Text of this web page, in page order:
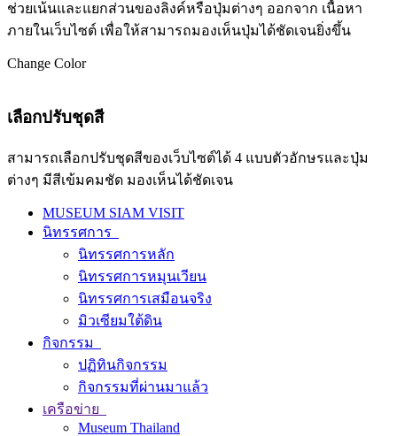
ช่วยเน้นและแยกส่วนของลิงค์หรือปุ่มต่างๆ ออกจาก เนื้อหา
ภายในเว็บไซต์ เพื่อให้สามารถมองเห็นปุ่มได้ชัดเจนยิ่งขึ้น
Change Color
เลือกปรับชุดสี
สามารถเลือกปรับชุดสีของเว็บไซต์ได้ 4 แบบตัวอักษรและปุ่ม
ต่างๆ มีสีเข้มคมชัด มองเห็นได้ชัดเจน
MUSEUM SIAM VISIT
นิทรรศการ
นิทรรศการหลัก
นิทรรศการหมุนเวียน
นิทรรศการเสมือนจริง
มิวเซียมใต้ดิน
กิจกรรม
ปฏิทินกิจกรรม
กิจกรรมที่ผ่านมาแล้ว
เครือข่าย
Museum Thailand